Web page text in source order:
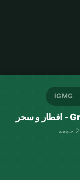
IGMG